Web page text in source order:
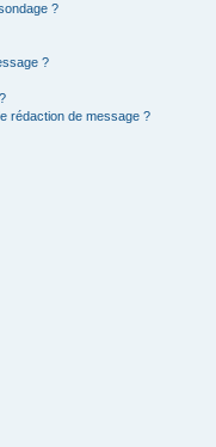
?
?
rédaction de message ?